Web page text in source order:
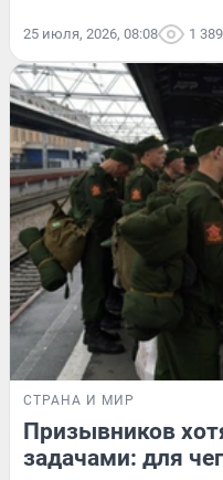
25 июля, 2026, 08:08 1 389
СТРАНА И МИР
Призывников
задачами: для